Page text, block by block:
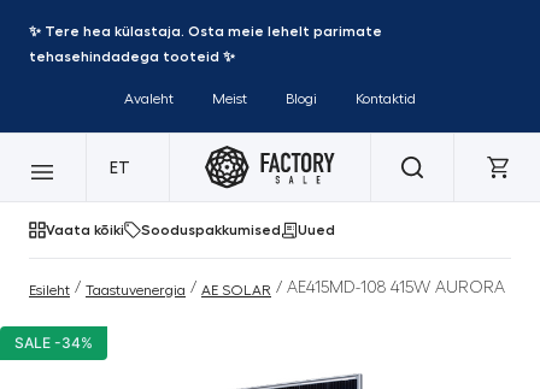
✨ Tere hea külastaja. Osta meie lehelt parimate
tehasehindadega tooteid ✨
Avaleht Meist Blogi Kontaktid
ET
Vaata kõiki Sooduspakkumised Uued
Esileht / Taastuvenergia / AE SOLAR / AE415MD-108 415W AURORA
SALE -34%